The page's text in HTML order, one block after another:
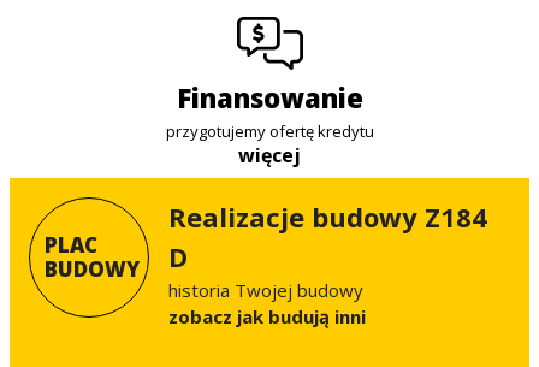
finansowanie
przygotujemy ofertę kredytu
więcej
PLAC
BUDOWY
Realizacje budowy Z184
D
historia Twojej budowy
Zobacz jak budują inni